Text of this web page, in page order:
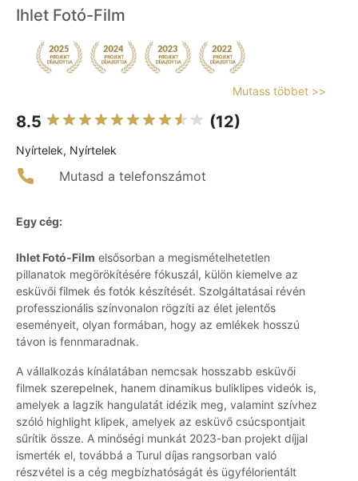
Ihlet Fotó-Film
Mutass többet >>
8.5 (12)
Nyírtelek, Nyírtelek
Mutasd a telefonszámot
Egy cég:
Ihlet Fotó-Film elsősorban a megismételhetetlen
pillanatok megörökítésére fókuszál, külön kiemelve az
esküvői filmek és fotók készítését. Szolgáltatásai révén
professzionális színvonalon rögzíti az élet jelentős
eseményeit, olyan formában, hogy az emlékek hosszú
távon is fennmaradnak.
A vállalkozás kínálatában nemcsak hosszabb esküvői
filmek szerepelnek, hanem dinamikus buliklipes videók is,
amelyek a lagzik hangulatát idézik meg, valamint szívhez
szóló highlight klipek, amelyek az esküvő csúcspontjait
sűrítik össze. A minőségi munkát 2023-ban projekt díjjal
ismerték el, továbbá a Turul díjas rangsorban való
részvétel is a cég megbízhatóságát és ügyfélorientált